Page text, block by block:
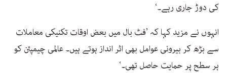
کی دوڑ جاری رہے۔‘
انہوں نے مزید کہا کہ ’فٹ بال میں بعض اوقات تکنیکی معاملات
سے بڑھ کر بیرونی عوامل بھی اثر انداز ہوتے ہیں۔ عالمی چیمپئن کو
ہر سطح پر حمایت حاصل تھی۔‘